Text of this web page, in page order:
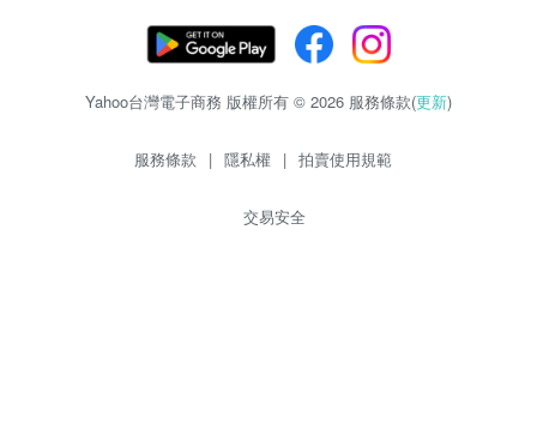
Yahoo台灣電子商務 版權所有 © 2026 服務條款(更新)
服務條款 | 隱私權 | 拍賣使用規範
交易安全